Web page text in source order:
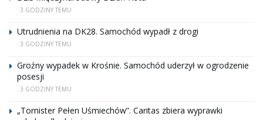
3 GODZINY TEMU
Utrudnienia na DK28. Samochód wypadł z drogi
3 GODZINY TEMU
Groźny wypadek w Krośnie. Samochód uderzył w ogrodzenie
posesji
3 GODZINY TEMU
„Tornister Pełen Uśmiechów”. Caritas zbiera wyprawki